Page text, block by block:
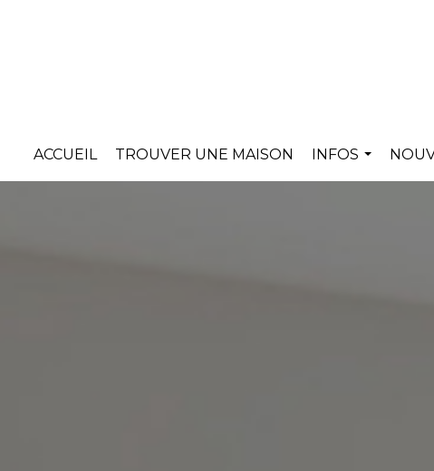
ACCUEIL TROUVER UNE MAISON
INFOS
...